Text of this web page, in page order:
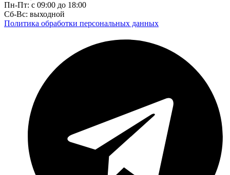
Пн-Пт: с 09:00 до 18:00
Сб-Вс: выходной
Политика обработки персональных данных